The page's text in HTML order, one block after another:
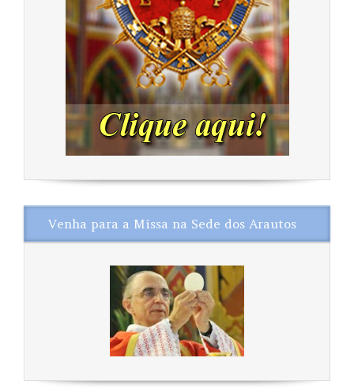
Venha para a Missa na Sede dos Arautos